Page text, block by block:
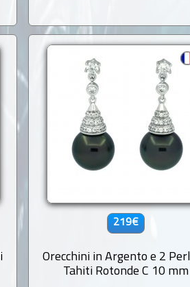
219€
Orecchini in Argento e 2
Tahiti Rotonde C 10 mm